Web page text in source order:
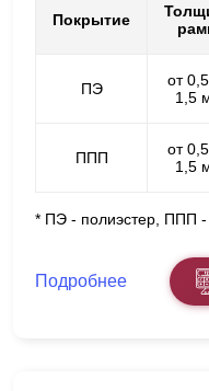
Покрытие
ПЭ
от
1,5
ППП
от
1,5
* ПЭ - полиэстер, ППП
Подробнее